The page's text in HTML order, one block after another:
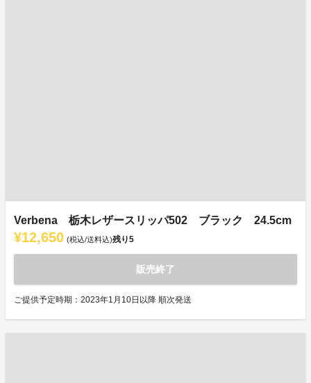
Verbena 栃木レザースリッパ502 ブラック 24.5cm
¥12,650 (税込/送料込)残り5
販売終了
ご提供予定時期：2023年1月10日以降 順次発送